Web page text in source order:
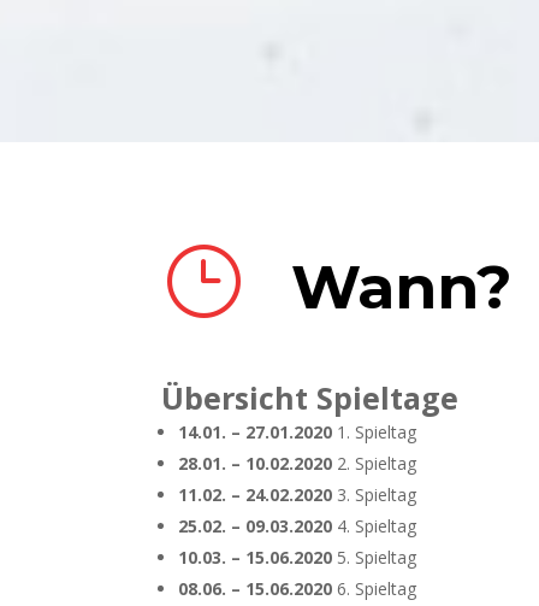
} Wann?
Übersicht Spieltage
14.01. – 27.01.2020 1. Spieltag
28.01. – 10.02.2020 2. Spieltag
11.02. – 24.02.2020 3. Spieltag
25.02. – 09.03.2020 4. Spieltag
10.03. – 15.06.2020 5. Spieltag
08.06. – 15.06.2020 6. Spieltag